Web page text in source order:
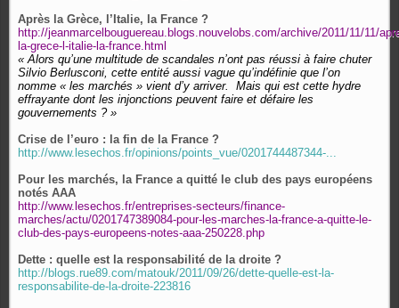
Après la Grèce, l’Italie, la France ?
http://jeanmarcelbouguereau.blogs.nouvelobs.com/archive/2011/11/11/
la-grece-l-italie-la-france.html
« Alors qu’une multitude de scandales n’ont pas réussi à faire chuter
Silvio Berlusconi, cette entité aussi vague qu’indéfinie que l’on
nomme « les marchés » vient d’y arriver. Mais qui est cette hydre
effrayante dont les injonctions peuvent faire et défaire les
gouvernements ? »
Crise de l’euro : la fin de la France ?
http://www.lesechos.fr/opinions/points_vue/0201744487344-...
Pour les marchés, la France a quitté le club des pays européens
notés AAA
http://www.lesechos.fr/entreprises-secteurs/finance-
marches/actu/0201747389084-pour-les-marches-la-france-a-quitte-le-
club-des-pays-europeens-notes-aaa-250228.php
Dette : quelle est la responsabilité de la droite ?
http://blogs.rue89.com/matouk/2011/09/26/dette-quelle-est-la-
responsabilite-de-la-droite-223816